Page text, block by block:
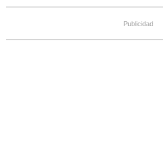
Publicidad